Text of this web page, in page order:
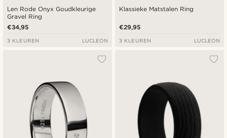
Len Rode Onyx Goudkleurige
Gravel Ring
€34,95
3 KLEUREN LUCLEON
Klassieke Matstalen Ring
€29,95
3 KLEUREN LUCLEON